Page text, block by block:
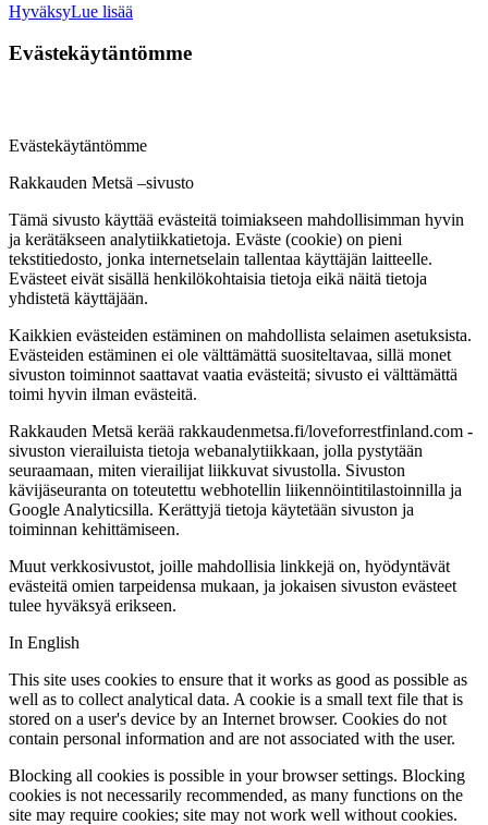
HyväksyLue lisää
Evästekäytäntömme
Evästekäytäntömme
Rakkauden Metsä –sivusto
Tämä sivusto käyttää evästeitä toimiakseen mahdollisimman hyvin
ja kerätäkseen analytiikkatietoja. Eväste (cookie) on pieni
tekstitiedosto, jonka internetselain tallentaa käyttäjän laitteelle.
Evästeet eivät sisällä henkilökohtaisia tietoja eikä näitä tietoja
yhdistetä käyttäjään.
Kaikkien evästeiden estäminen on mahdollista selaimen asetuksista.
Evästeiden estäminen ei ole välttämättä suositeltavaa, sillä monet
sivuston toiminnot saattavat vaatia evästeitä; sivusto ei välttämättä
toimi hyvin ilman evästeitä.
Rakkauden Metsä kerää rakkaudenmetsa.fi/loveforrestfinland.com -
sivuston vierailuista tietoja webanalytiikkaan, jolla pystytään
seuraamaan, miten vierailijat liikkuvat sivustolla. Sivuston
kävijäseuranta on toteutettu webhotellin liikennöintitilastoinnilla ja
Google Analyticsilla. Kerättyjä tietoja käytetään sivuston ja
toiminnan kehittämiseen.
Muut verkkosivustot, joille mahdollisia linkkejä on, hyödyntävät
evästeitä omien tarpeidensa mukaan, ja jokaisen sivuston evästeet
tulee hyväksyä erikseen.
In English
This site uses cookies to ensure that it works as good as possible as
well as to collect analytical data. A cookie is a small text file that is
stored on a user's device by an Internet browser. Cookies do not
contain personal information and are not associated with the user.
Blocking all cookies is possible in your browser settings. Blocking
cookies is not necessarily recommended, as many functions on the
site may require cookies; site may not work well without cookies.